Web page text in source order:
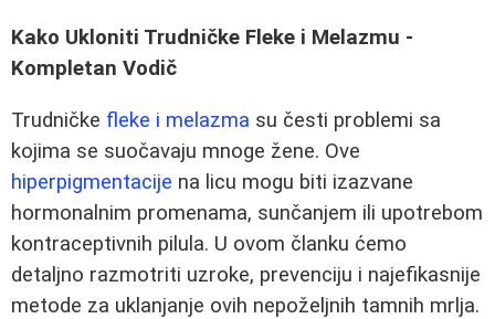
Kako Ukloniti Trudničke Fleke i Melazmu -
Kompletan Vodič
Trudničke fleke i melazma su česti problemi sa
kojima se suočavaju mnoge žene. Ove
hiperpigmentacije na licu mogu biti izazvane
hormonalnim promenama, sunčanjem ili upotrebom
kontraceptivnih pilula. U ovom članku ćemo
detaljno razmotriti uzroke, prevenciju i najefikasnije
metode za uklanjanje ovih nepoželjnih tamnih mrlja.